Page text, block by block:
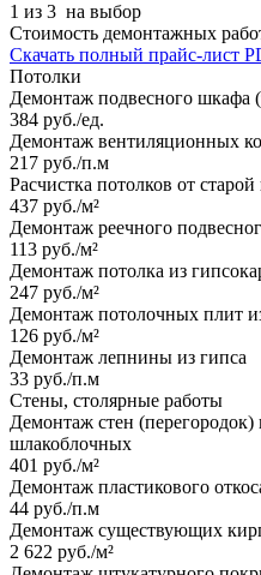
1 из 3 на выбор
Стоимость демонтажных
Скачать полный прайс-лист
Потолки
Демонтаж подвесного шкафа
384 руб./ед.
Демонтаж вентиляционных
217 руб./п.м
Расчистка потолков от
437 руб./м²
Демонтаж реечного
113 руб./м²
Демонтаж потолка из
247 руб./м²
Демонтаж потолочных плит
126 руб./м²
Демонтаж лепнины из гипса
33 руб./п.м
Стены, столярные работы
Демонтаж стен
шлакоблочных
401 руб./м²
Демонтаж пластикового
44 руб./п.м
Демонтаж существующих
2 622 руб./м²